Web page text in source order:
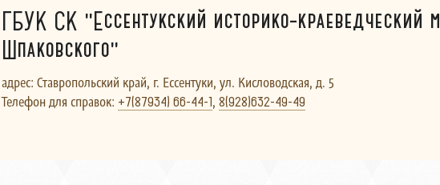
ГБУК СК "Ессентукский историко-краеведческий
Шпаковского"
адрес: Ставропольский край, г. Ессентуки, ул. Кисловодская, д. 5
Телефон для справок: +7(87934) 66-44-1, 8(928)632-49-49